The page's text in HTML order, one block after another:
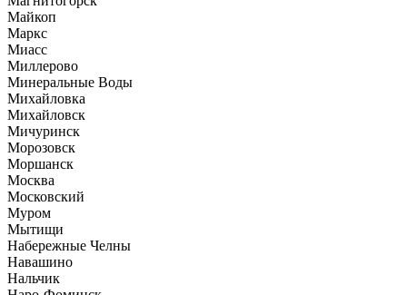
Майкоп
Маркс
Миасс
Миллерово
Минеральные Воды
Михайловка
Михайловск
Мичуринск
Морозовск
Моршанск
Москва
Московский
Муром
Мытищи
Набережные Челны
Навашино
Нальчик